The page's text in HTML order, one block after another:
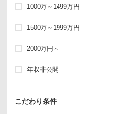
1000万～1499万円
1500万～1999万円
2000万円～
年収非公開
こだわり条件